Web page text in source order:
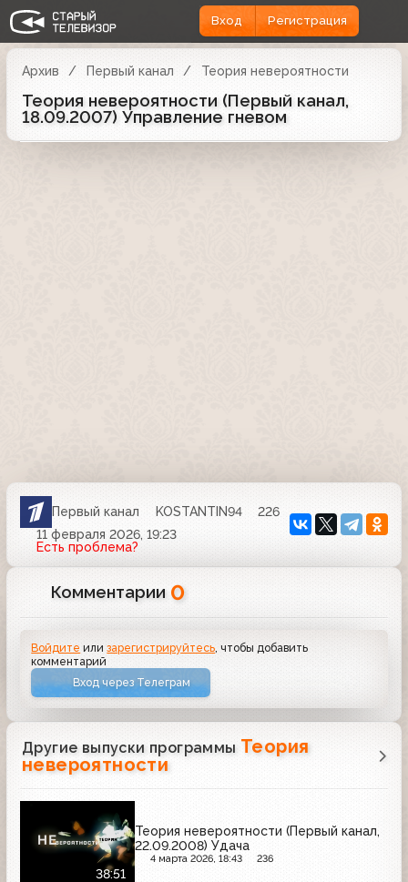
Вход Регистрация
Архив Первый канал Теория невероятности
Теория невероятности (Первый канал,
18.09.2007) Управление гневом
Первый канал KOSTANTIN94
226
11 февраля 2026, 19:23
Есть проблема?
Комментарии 0
Войдите илизарегистрируйтесь , чтобы добавить
комментарий
Вход через Телеграм
Другие выпуски программы Теория
невероятности
38:51
Теория невероятности (Первый канал,
22.09.2008) Удача
4 марта 2026, 18:43 236